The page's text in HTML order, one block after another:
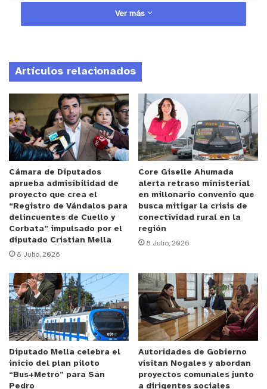
positivamente y con mucha alegría, y por supuesto
para mí es un honor”.
Anuncio Patrocinado
Frente a este nuevo desafío, Molina realizó un
llamado “a la unidad y al trabajo conjunto en
equipo. Esto no se hace sólo desde los partidos,
definitivamente tiene que ver con la gente, sobre
todo en una candidatura a alcalde”.
Chile Vamos solo llevaría a Andrea Molina como
candidata al municipio de la Ciudad Jardín. Sin
embargo, surgen más nombres en la derecha que
aspiran a alcanzar el sillón edilicio de la ciudad
jardín como el ex marino Rodrigo Vattuone, el ex
UDI, Jorge Escudero, el abogado Javier Gómez y
Marlen Olivarí.
Ver más
Artículos relacionados
Cámara de Diputados
aprueba admisibilidad de
proyecto que crea el
“Registro de Vándalos para
delincuentes de Cuello y
Corbata” impulsado por el
diputado Cristian Mella
8 Julio, 2026
Core Giselle Ahumada
alerta retraso ministerial
en millonario convenio que
busca mitigar la crisis de
conectividad rural en la
región
8 Julio, 2026
Diputado Mella celebra el
inicio del plan piloto
“Bus+Metro” para San
Pedro
Autoridades de Gobierno
visitan Nogales y abordan
proyectos comunales junto
a dirigentes sociales